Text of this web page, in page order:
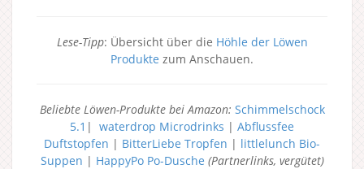
Lese-Tipp: Übersicht über die Höhle der Löwen
Produkte zum Anschauen.
Beliebte Löwen-Produkte bei Amazon: Schimmelschock
5.1 | waterdrop Microdrinks | Abflussfee
Duftstopfen | BitterLiebe Tropfen | littlelunch Bio-
Suppen | HappyPo Po-Dusche (Partnerlinks, vergütet)